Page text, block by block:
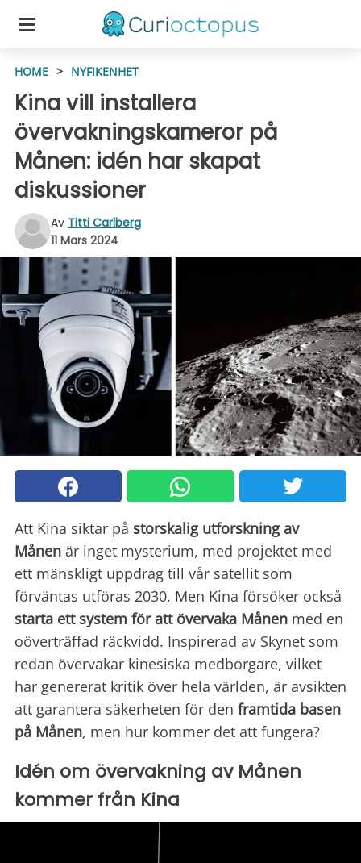
HOME > NYFIKENHET
Kina vill installera
övervakningskameror på
Månen: idén har skapat
diskussioner
Av Titti Carlberg
11 Mars 2024
Att Kina siktar på storskalig utforskning av
Månen är inget mysterium, med projektet med
ett mänskligt uppdrag till vår satellit som
förväntas utföras 2030. Men Kina försöker också
starta ett system för att övervaka Månen med en
oöverträffad räckvidd. Inspirerad av Skynet som
redan övervakar kinesiska medborgare, vilket
har genererat kritik över hela världen, är avsikten
att garantera säkerheten för den framtida basen
på Månen, men hur kommer det att fungera?
Idén om övervakning av Månen
kommer från Kina